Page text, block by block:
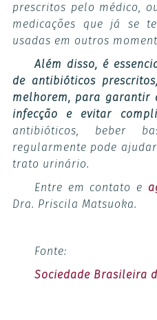
prescritos pelo médico,
medicações que já se
usadas em outros
Além disso, é
de antibióticos
melhorem, para garantir
infecção e evitar
antibióticos, beber
regularmente pode
trato urinário.
Entre em contato e
Dra. Priscila Matsuoka.
Fonte:
Sociedade Brasileira